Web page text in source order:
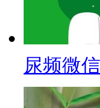
尿频微